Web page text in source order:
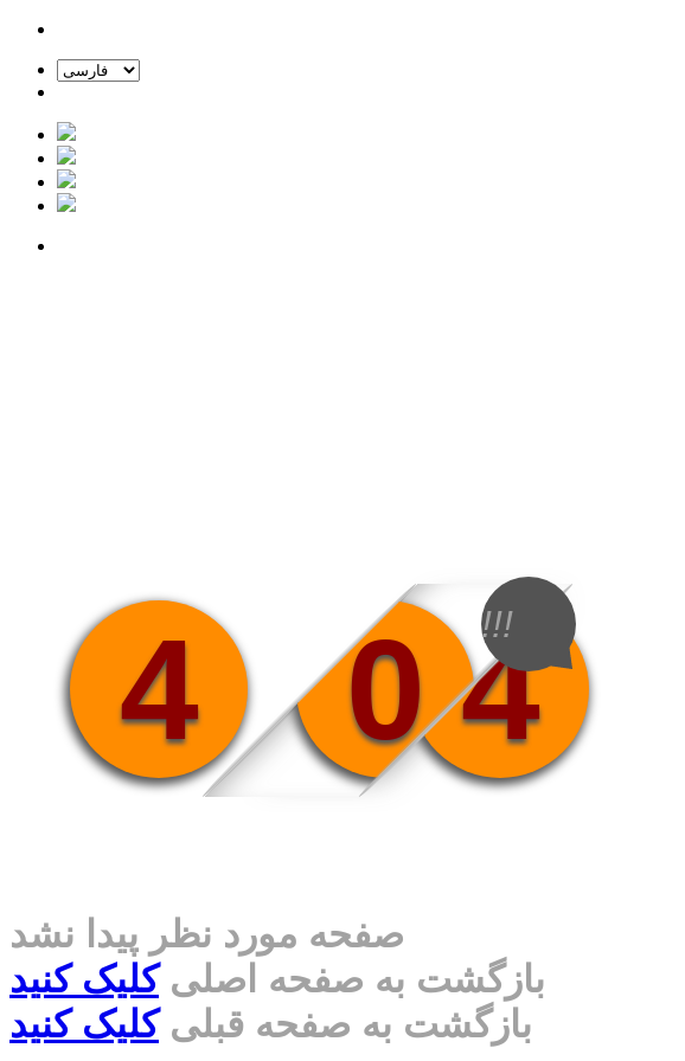
4 0 4
!!!
صفحه مورد نظر پیدا نشد
بازگشت به صفحه اصلیکلیک کنید
بازگشت به صفحه قبلیکلیک کنید